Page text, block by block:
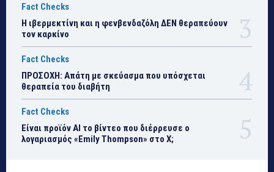
Fact Checks
Η ιβερμεκτίνη και η φενβενδαζόλη ΔΕΝ θεραπεύουν
τον καρκίνο
Fact Checks
ΠΡΟΣΟΧΗ: Απάτη με σκεύασμα που υπόσχεται
θεραπεία του διαβήτη
Fact Checks
Είναι προϊόν ΑΙ το βίντεο που διέρρευσε ο
λογαριασμός «Emily Thompson» στο Χ;